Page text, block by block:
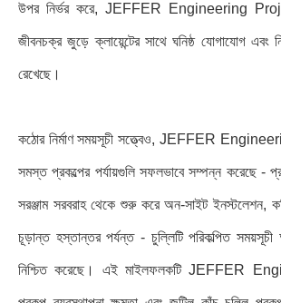
উপর নির্ভর করে, JEFFER Engineering
জীবনচক্র জুড়ে ক্লায়েন্টের সাথে ঘনিষ্ঠ যোগাযোগ এবং
রেখেছে।
কঠোর নির্মাণ সময়সূচী সত্ত্বেও, JEFFER
সমস্ত প্রকল্পের পর্যায়গুলি সফলভাবে সম্পন্ন করেছে -
সরঞ্জাম সরবরাহ থেকে শুরু করে অন-সাইট ইনস্টলেশন,
চূড়ান্ত হস্তান্তর পর্যন্ত - চুল্লিটি পরিকল্পিত সময়সূচী
নিশ্চিত করেছে। এই মাইলফলকটি JEFFER